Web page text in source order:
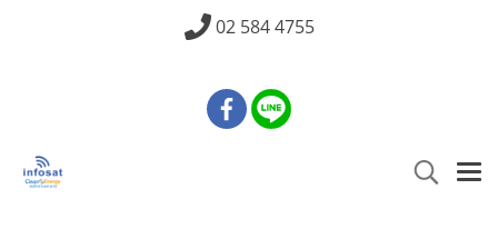
02 584 4755